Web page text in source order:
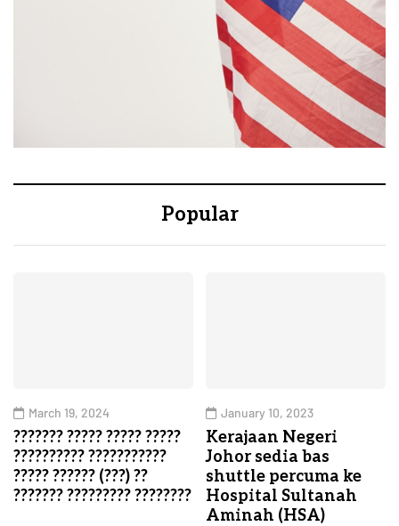
Popular
March 19, 2024
??????? ????? ????? ?????
?????????? ???????????
????? ?????? (???) ??
??????? ????????? ????????
January 10, 2023
Kerajaan Negeri
Johor sedia bas
shuttle percuma ke
Hospital Sultanah
Aminah (HSA)